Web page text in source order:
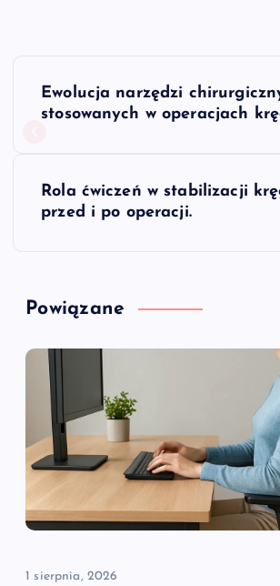
N
a
c
w
p
Ewolucja narzędzi
stosowanych w operacjach
Rola ćwiczeń w stabilizacji
przed i po operacji.
Powiązane
1 sierpnia, 2026